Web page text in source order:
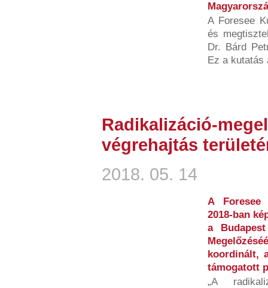
A Foresee
és
Dr. Bárd
Ez a kutatás
Radikalizáció-
végrehajtás
2018. 05. 14
A Foresee
2018-ban
a
koordinált,
támogatott
„A